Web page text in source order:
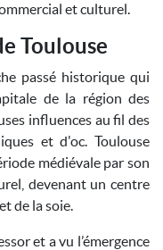
et culturel.
Toulouse
passé historique qui
de la région des
influences au fil des
et d'oc. Toulouse
médiévale par son
devenant un centre
de la soie.
et a vu l’émergence